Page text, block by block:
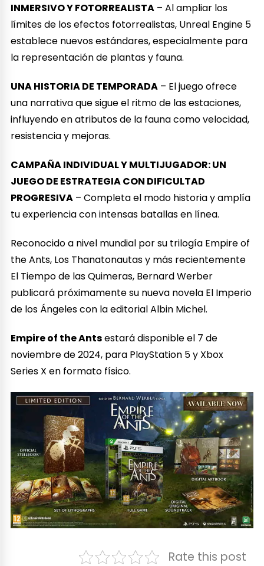
INMERSIVO Y FOTORREALISTA – Al ampliar los
límites de los efectos fotorrealistas, Unreal Engine 5
establece nuevos estándares, especialmente para
la representación de plantas y fauna.
UNA HISTORIA DE TEMPORADA – El juego ofrece
una narrativa que sigue el ritmo de las estaciones,
influyendo en atributos de la fauna como velocidad,
resistencia y mejoras.
CAMPAÑA INDIVIDUAL Y MULTIJUGADOR: UN
JUEGO DE ESTRATEGIA CON DIFICULTAD
PROGRESIVA – Completa el modo historia y amplía
tu experiencia con intensas batallas en línea.
Reconocido a nivel mundial por su trilogía Empire of
the Ants, Los Thanatonautas y más recientemente
El Tiempo de las Quimeras, Bernard Werber
publicará próximamente su nueva novela El Imperio
de los Ángeles con la editorial Albin Michel.
Empire of the Antsestará disponible el 7 de
noviembre de 2024, para PlayStation 5 y Xbox
Series X en formato físico.
Rate this post